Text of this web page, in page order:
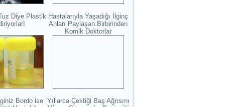
Diye Plastik Hastalarıyla Yaşadığı İlginç
Anları Paylaşan Birbirinden
Komik Doktorlar
Bordo ise Yıllarca Çektiği Baş Ağrısını